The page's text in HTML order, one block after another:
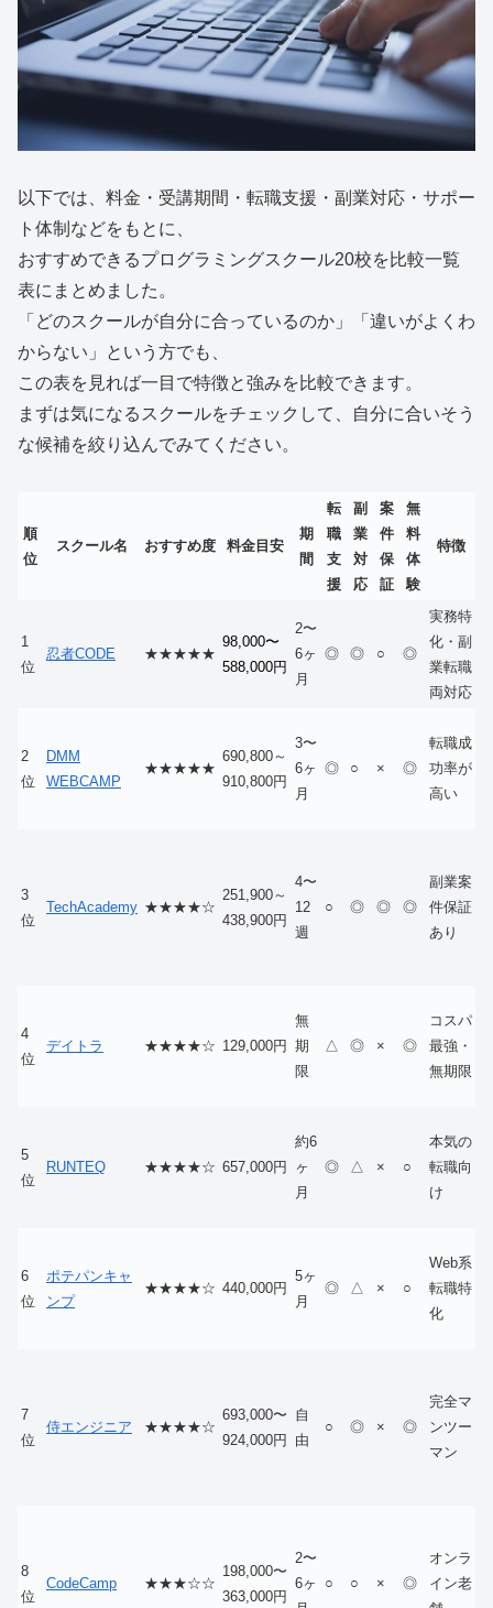
以下では、料金・受講期間・転職支援・副業対応・サポー
ト体制などをもとに、
おすすめできるプログラミングスクール20校を比較一覧
表にまとめました。
「どのスクールが自分に合っているのか」「違いがよくわ
からない」という方でも、
この表を見れば一目で特徴と強みを比較できます。
まずは気になるスクールをチェックして、自分に合いそう
な候補を絞り込んでみてください。
順
位
スクール名 おすすめ度 料金目安
期
間
転
職
支
援
副
業
対
応
案
件
保
証
無
料
体
験
特徴
1
位
忍者CODE ★★★★★
98,000〜
588,000円
2〜
6ヶ
月
◎ ◎ ○ ◎
実務特
化・副
業転職
両対応
2
位
DMM
WEBCAMP
★★★★★
690,800～
910,800円
3〜
6ヶ
月
◎ ○ × ◎
転職成
功率が
高い
3
位
TechAcademy ★★★★☆
251,900～
438,900円
4〜
12
週
○ ◎ ◎ ◎
副業案
件保証
あり
4
位
デイトラ ★★★★☆ 129,000円
無
期
限
△ ◎ × ◎
コスパ
最強・
無期限
5
位
RUNTEQ ★★★★☆ 657,000円
約6
ヶ
月
◎ △ × ○
本気の
転職向
け
6
位
ポテパンキャ
ンプ
★★★★☆ 440,000円
5ヶ
月
◎ △ × ○
Web系
転職特
化
7
位
侍エンジニア ★★★★☆
693,000〜
924,000円
自
由
○ ◎ × ◎
完全マ
ンツー
マン
8
位
CodeCamp ★★★☆☆
198,000〜
363,000円
2〜
6ヶ
○ ○ × ◎
オンラ
イン老